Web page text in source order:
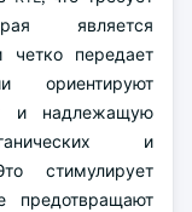
является
четко передает
ориентируют
и надлежащую
и
стимулирует
предотвращают